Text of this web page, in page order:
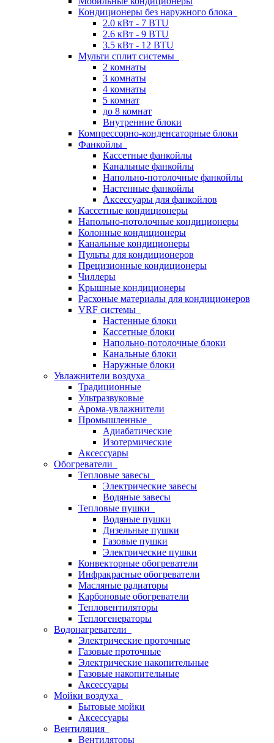
Кондиционеры без наружного блока
2.0 кВт - 7 BTU
2.6 кВт - 9 BTU
3.5 кВт - 12 BTU
Мульти сплит системы
2 комнаты
3 комнаты
4 комнаты
5 комнат
до 8 комнат
Внутренние блоки
Компрессорно-конденсаторные блоки
Фанкойлы
Кассетные фанкойлы
Канальные фанкойлы
Напольно-потолочные фанкойлы
Настенные фанкойлы
Аксессуары для фанкойлов
Кассетные кондиционеры
Напольно-потолочные кондиционеры
Колонные кондиционеры
Канальные кондиционеры
Пульты для кондиционеров
Прецизионные кондиционеры
Чиллеры
Крышные кондиционеры
Расхоные материалы для кондиционеров
VRF системы
Настенные блоки
Кассетные блоки
Напольно-потолочные блоки
Канальные блоки
Наружные блоки
Увлажнители воздуха
Традиционные
Ультразвуковые
Арома-увлажнители
Промышленныe
Адиабатические
Изотермические
Аксессуары
Обогреватели
Тепловые завесы
Электрические завесы
Водяные завесы
Тепловые пушки
Водяные пушки
Дизельные пушки
Газовые пушки
Электрические пушки
Конвекторные обогреватели
Инфракрасные обогреватели
Масляные радиаторы
Карбоновые обогреватели
Тепловентиляторы
Теплогенераторы
Водонагреватели
Электрические проточные
Газовые проточные
Электрические накопительные
Газовые накопительные
Аксессуары
Мойки воздуха
Бытовые мойки
Аксессуары
Вентиляция
Вентиляторы